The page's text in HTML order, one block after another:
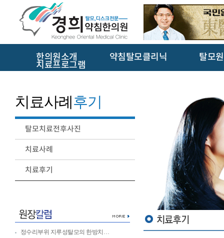
한의원소개 약침탈모클리닉 탈모
치료프로그램
치료사례후기
탈모치료전후사진
치료사례
치료후기
정수리부위 지루성탈모의 한방치…